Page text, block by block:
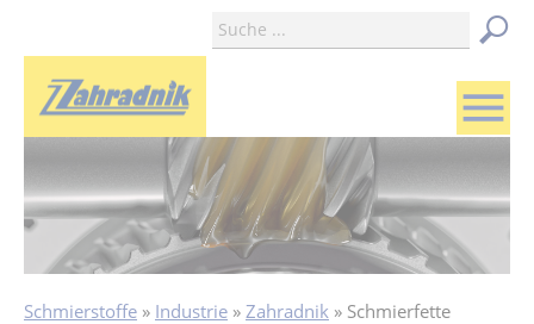
menu
Schmierstoffe Industrie Zahradnik Schmierfette